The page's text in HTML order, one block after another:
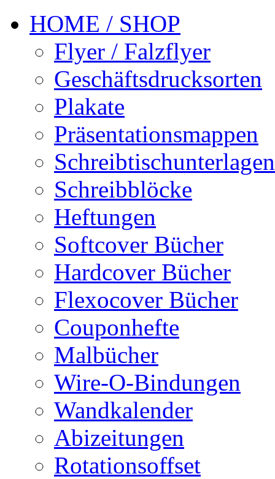
HOME / SHOP
Flyer / Falzflyer
Geschäftsdrucksorten
Plakate
Präsentationsmappen
Schreibtischunterlagen
Schreibblöcke
Heftungen
Softcover Bücher
Hardcover Bücher
Flexocover Bücher
Couponhefte
Malbücher
Wire-O-Bindungen
Wandkalender
Abizeitungen
Rotationsoffset